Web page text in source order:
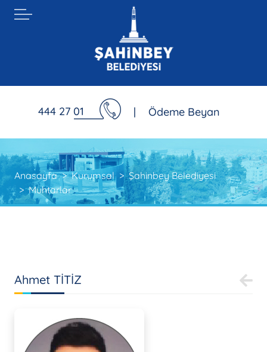
444 27 01 | Ödeme Beyan
Anasayfa Kurumsal
Şahinbey Belediyesi
Muhtarlar
Ahmet TİTİZ